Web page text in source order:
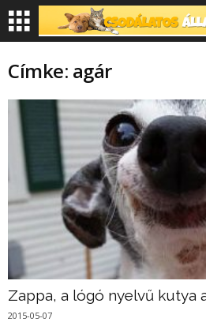
Címke: agár
Zappa, a lógó nyelvű kutya
2015-05-07